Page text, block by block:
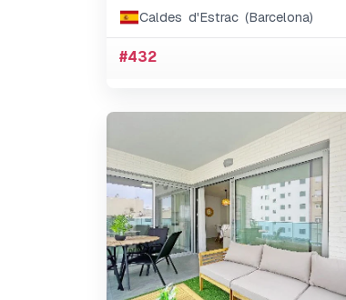
Caldes d'Estrac (Barcelona)
#432